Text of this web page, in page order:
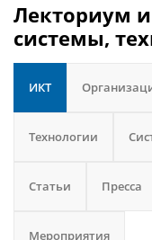
Лекториум
системы,
ИКТ
Технологии
Статьи Пресса
Мероприятия